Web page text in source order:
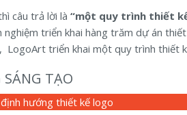
câu trả lời là “một quy trình thiết
nghiệm triển khai hàng trăm dự án
LogoArt triển khai một quy trình thiết
TẠO